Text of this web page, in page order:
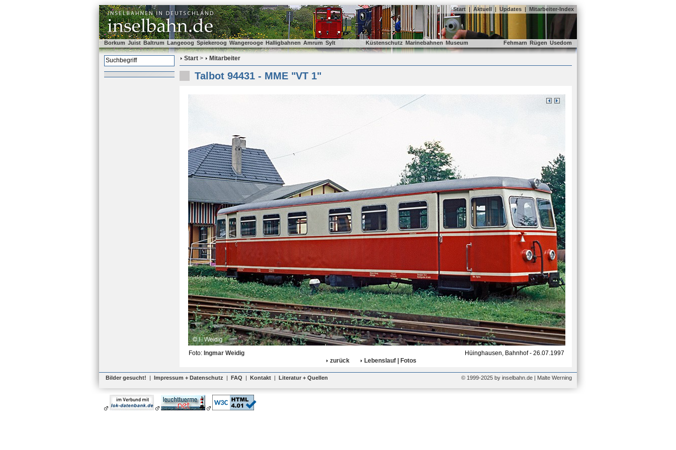
Start | Aktuell | Updates | Mitarbeiter-Index
Borkum Juist Baltrum Langeoog Spiekeroog Wangerooge Halligbahnen Amrum Sylt Küstenschutz Marinebahnen Museum Fehmarn Rügen Usedom
Start > Mitarbeiter
Talbot 94431 - MME "VT 1"
Foto: Ingmar Weidig
Hüinghausen, Bahnhof - 26.07.1997
zurück
Lebenslauf | Fotos
Bilder gesucht! | Impressum + Datenschutz | FAQ | Kontakt | Literatur + Quellen © 1999-2025 by inselbahn.de | Malte Werning